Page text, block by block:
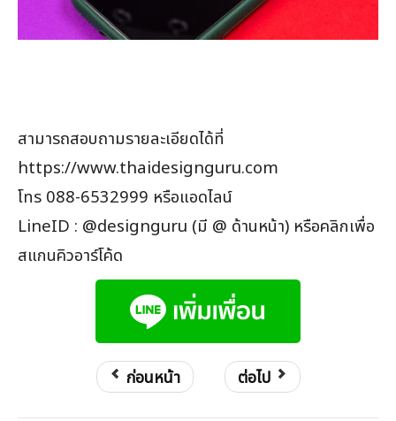
สามารถสอบถามรายละเอียดได้ที่
https://www.thaidesignguru.com
โทร 088-6532999 หรือแอดไลน์
LineID : @designguru (มี @ ด้านหน้า) หรือคลิกเพื่อ
สแกนคิวอาร์โค้ด
ก่อนหน้า ต่อไป